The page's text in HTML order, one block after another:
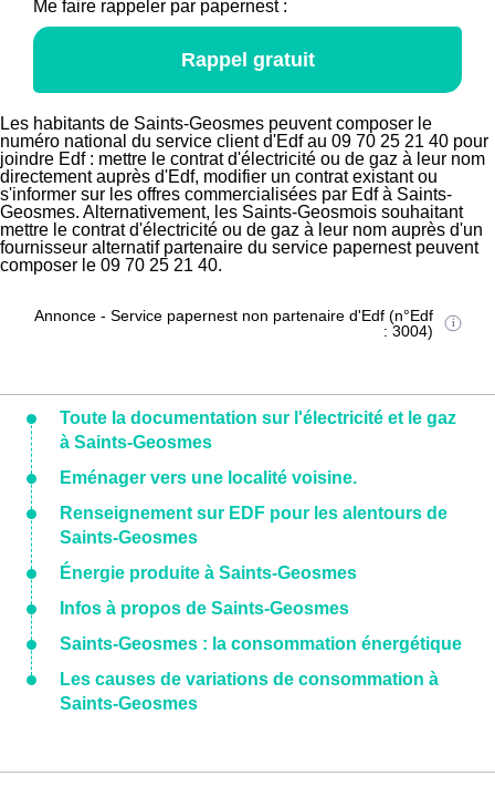
Me faire rappeler par papernest :
Rappel gratuit
Les habitants de Saints-Geosmes peuvent composer le
numéro national du service client d'Edf au 09 70 25 21 40 pour
joindre Edf : mettre le contrat d'électricité ou de gaz à leur nom
directement auprès d'Edf, modifier un contrat existant ou
s'informer sur les offres commercialisées par Edf à Saints-
Geosmes. Alternativement, les Saints-Geosmois souhaitant
mettre le contrat d'électricité ou de gaz à leur nom auprès d'un
fournisseur alternatif partenaire du service papernest peuvent
composer le 09 70 25 21 40.
Annonce - Service papernest non partenaire d'Edf (n°Edf
: 3004)
Toute la documentation sur l'électricité et le gaz
à Saints-Geosmes
Eménager vers une localité voisine.
Renseignement sur EDF pour les alentours de
Saints-Geosmes
Énergie produite à Saints-Geosmes
Infos à propos de Saints-Geosmes
Saints-Geosmes : la consommation énergétique
Les causes de variations de consommation à
Saints-Geosmes